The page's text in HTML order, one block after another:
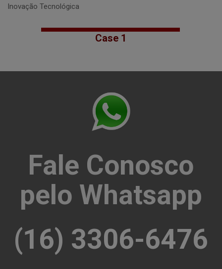
Inovação Tecnológica
Case 1
Fale Conosco
pelo Whatsapp
(16) 3306-6476